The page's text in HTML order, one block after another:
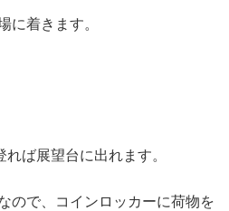
に着きます。
ば展望台に出れます。
ので、コインロッカーに荷物を